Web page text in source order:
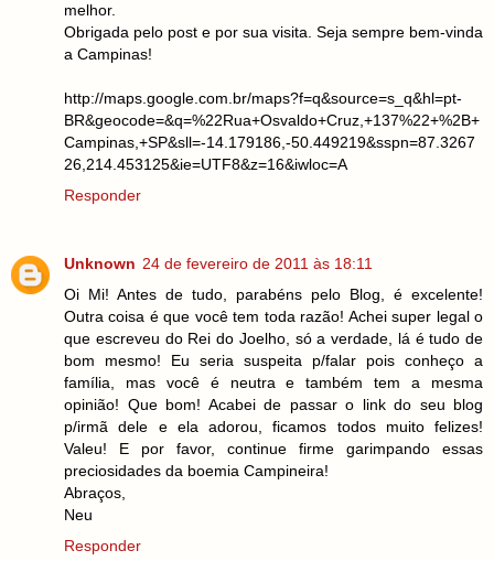
melhor.
Obrigada pelo post e por sua visita. Seja sempre bem-vinda
a Campinas!
http://maps.google.com.br/maps?f=q&source=s_q&hl=pt-
BR&geocode=&q=%22Rua+Osvaldo+Cruz,+137%22+%2B+
Campinas,+SP&sll=-14.179186,-50.449219&sspn=87.3267
26,214.453125&ie=UTF8&z=16&iwloc=A
Responder
Unknown 24 de fevereiro de 2011 às 18:11
Oi Mi! Antes de tudo, parabéns pelo Blog, é excelente!
Outra coisa é que você tem toda razão! Achei super legal o
que escreveu do Rei do Joelho, só a verdade, lá é tudo de
bom mesmo! Eu seria suspeita p/falar pois conheço a
família, mas você é neutra e também tem a mesma
opinião! Que bom! Acabei de passar o link do seu blog
p/irmã dele e ela adorou, ficamos todos muito felizes!
Valeu! E por favor, continue firme garimpando essas
preciosidades da boemia Campineira!
Abraços,
Neu
Responder